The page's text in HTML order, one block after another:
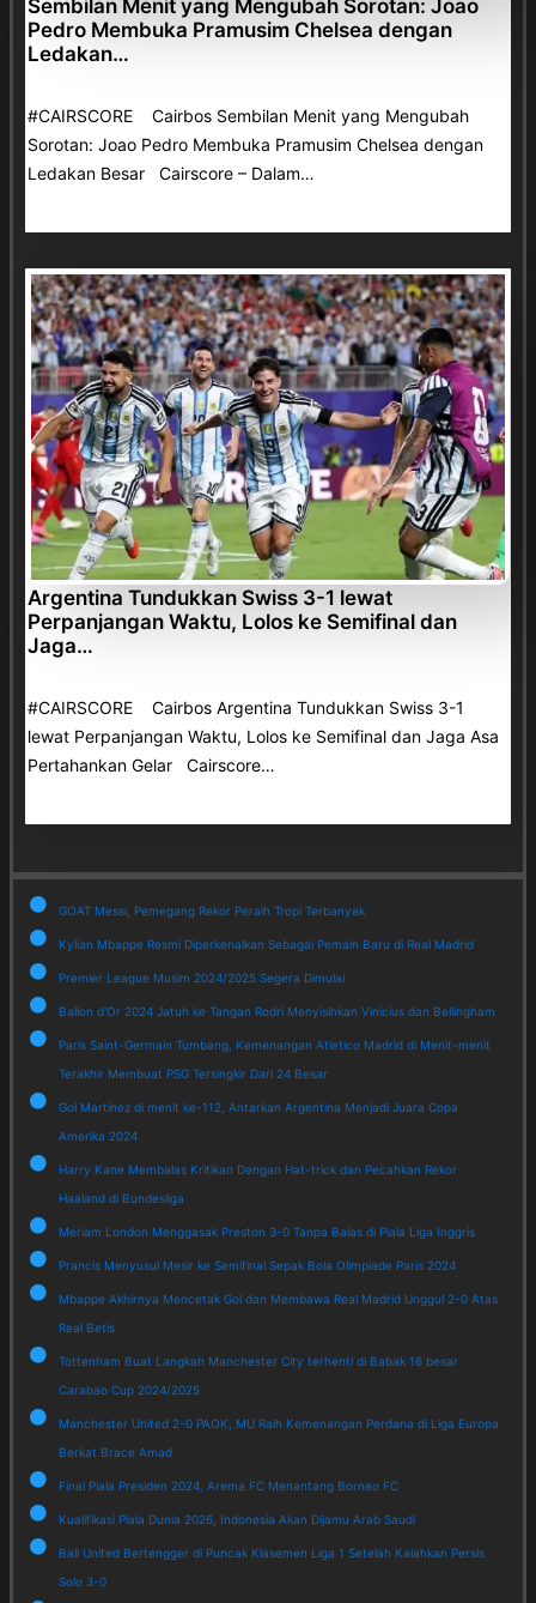
Sembilan Menit yang Mengubah Sorotan: Joao
Pedro Membuka Pramusim Chelsea dengan
Ledakan…
#CAIRSCORE Cairbos Sembilan Menit yang Mengubah
Sorotan: Joao Pedro Membuka Pramusim Chelsea dengan
Ledakan Besar Cairscore – Dalam…
Argentina Tundukkan Swiss 3-1 lewat
Perpanjangan Waktu, Lolos ke Semifinal dan
Jaga…
#CAIRSCORE Cairbos Argentina Tundukkan Swiss 3-1
lewat Perpanjangan Waktu, Lolos ke Semifinal dan Jaga Asa
Pertahankan Gelar Cairscore…
GOAT Messi, Pemegang Rekor Peraih Tropi Terbanyak
Kylian Mbappe Resmi Diperkenalkan Sebagai Pemain Baru di Real Madrid
Premier League Musim 2024/2025 Segera Dimulai
Ballon d'Or 2024 Jatuh ke Tangan Rodri Menyisihkan Vinicius dan Bellingham
Paris Saint-Germain Tumbang, Kemenangan Atletico Madrid di Menit-menit
Terakhir Membuat PSG Tersingkir Dari 24 Besar
Gol Martinez di menit ke-112, Antarkan Argentina Menjadi Juara Copa
Amerika 2024
Harry Kane Membalas Kritikan Dengan Hat-trick dan Pecahkan Rekor
Haaland di Bundesliga
Meriam London Menggasak Preston 3-0 Tanpa Balas di Piala Liga Inggris
Prancis Menyusul Mesir ke Semifinal Sepak Bola Olimpiade Paris 2024
Mbappe Akhirnya Mencetak Gol dan Membawa Real Madrid Unggul 2-0 Atas
Real Betis
Tottenham Buat Langkah Manchester City terhenti di Babak 16 besar
Carabao Cup 2024/2025
Manchester United 2-0 PAOK, MU Raih Kemenangan Perdana di Liga Europa
Berkat Brace Amad
Final Piala Presiden 2024, Arema FC Menantang Borneo FC
Kualifikasi Piala Dunia 2026, Indonesia Akan Dijamu Arab Saudi
Bali United Bertengger di Puncak Klasemen Liga 1 Setelah Kalahkan Persis
Solo 3-0